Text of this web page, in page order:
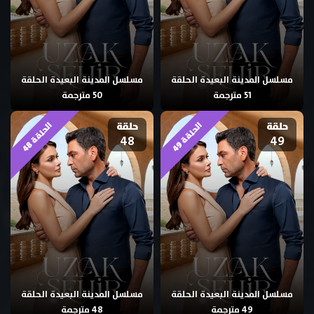
مسلسل المدينة البعيدة الحلقة
51 مترجمة
مسلسل المدينة البعيدة الحلقة
50 مترجمة
حلقة
49 ا
ل
ح
ل
ق
ة
4
9
مسلسل المدينة البعيدة الحلقة
49 مترجمة
حلقة
48 ا
ل
ح
ل
ق
ة
4
8
مسلسل المدينة البعيدة الحلقة
48 مترجمة